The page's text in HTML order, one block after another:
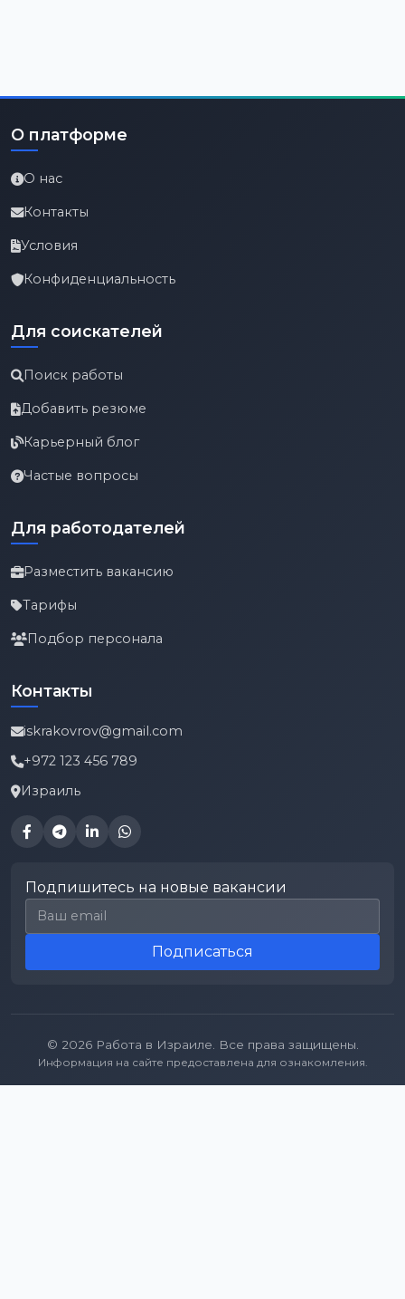
О платформе
О нас
Контакты
Условия
Конфиденциальность
Для соискателей
Поиск работы
Добавить резюме
Карьерный блог
Частые вопросы
Для работодателей
Разместить вакансию
Тарифы
Подбор персонала
Контакты
iskrakovrov@gmail.com
+972 123 456 789
Израиль
Подпишитесь на новые вакансии
Email для подписки
Подписаться
© 2026 Работа в Израиле. Все права защищены.
Информация на сайте предоставлена для ознакомления.